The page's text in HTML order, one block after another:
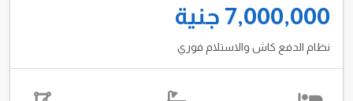
7,000,000 جنية
نظام الدفع كاش والاستلام فوري